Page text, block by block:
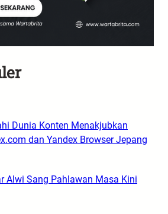
Dunia Konten Menakjubkan
dan Yandex Browser Jepang
Alwi Sang Pahlawan Masa Kini